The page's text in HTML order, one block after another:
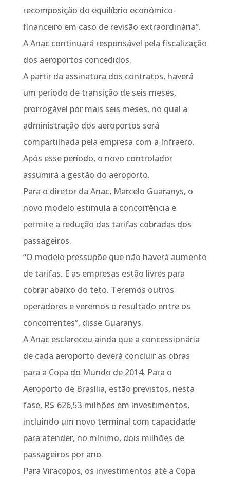
recomposição do equilíbrio econômico-
financeiro em caso de revisão extraordinária”.
A Anac continuará responsável pela fiscalização
dos aeroportos concedidos.
A partir da assinatura dos contratos, haverá
um período de transição de seis meses,
prorrogável por mais seis meses, no qual a
administração dos aeroportos será
compartilhada pela empresa com a Infraero.
Após esse período, o novo controlador
assumirá a gestão do aeroporto.
Para o diretor da Anac, Marcelo Guaranys, o
novo modelo estimula a concorrência e
permite a redução das tarifas cobradas dos
passageiros.
“O modelo pressupõe que não haverá aumento
de tarifas. E as empresas estão livres para
cobrar abaixo do teto. Teremos outros
operadores e veremos o resultado entre os
concorrentes”, disse Guaranys.
A Anac esclareceu ainda que a concessionária
de cada aeroporto deverá concluir as obras
para a Copa do Mundo de 2014. Para o
Aeroporto de Brasília, estão previstos, nesta
fase, R$ 626,53 milhões em investimentos,
incluindo um novo terminal com capacidade
para atender, no mínimo, dois milhões de
passageiros por ano.
Para Viracopos, os investimentos até a Copa